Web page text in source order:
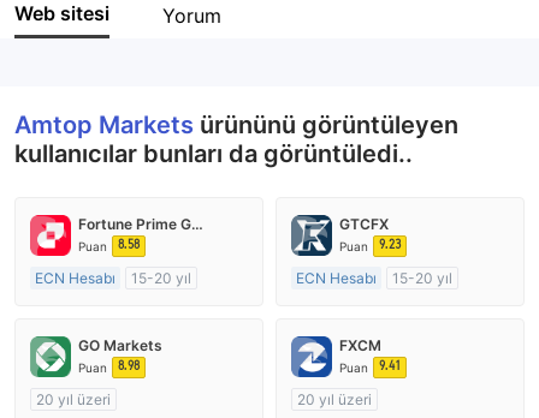
Şirket Adı
Web sitesi Yorum
Amtop Markets ürününü görüntüleyen
kullanıcılar bunları da görüntüledi..
Fortune Prime Global
Puan 8.58
ECN Hesabı
15-20 yıl
Pazar Yapıcılık (MM)
MT4 Tam Lisans
GTCFX
Puan 9.23
ECN Hesabı
15-20 yıl
Pazar Yapıcılık (MM)
MT4 Tam Lisans
GO Markets
Puan 8.98
20 yıl üzeri
FXCM
Puan 9.41
20 yıl üzeri